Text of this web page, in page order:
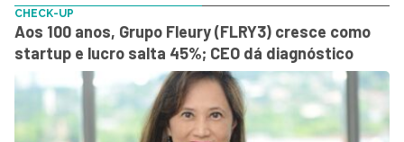
CHECK-UP
Aos 100 anos, Grupo Fleury (FLRY3) cresce como
startup e lucro salta 45%; CEO dá diagnóstico